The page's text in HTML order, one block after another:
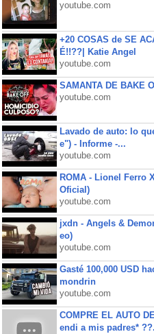
youtube.com
+20 COSAS de SE
É!!??| Katie Angel
youtube.com
SAMANTA DE BAKE
youtube.com
Lavado de auto: lo
e") - Informe -...
youtube.com
ROMA - Lionel Ferro
Oficial)
youtube.com
jxdn - Angels &
eo)
youtube.com
Gasté 100,000 USD
mondrin
youtube.com
COMPRE EL AUTO
endi a mis padres*